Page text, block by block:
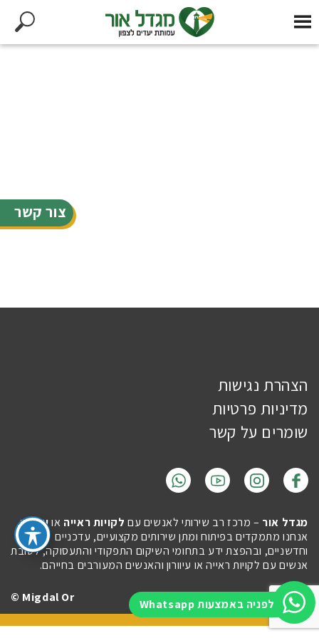
צור קשר
לפניה באמצעות Whatsapp
הצהרת נגישות
מדיניות פרטיות
שומרים על קשר
מגדל אור – מרכז רב שירותי לאנשים עם לקויות ראייה אועיוורון.
אנחנו מתמקדים בפיתוח ומתן שירותים מקצועיים, עדכניים
וחדשניים, ובהפצת ידע בתחומי השיקום התפקודי והתעסוקה, לטובת
אנשים עם לקויות ראייה או עיוורון והאנשים המעורבים בחייהם.
Imaginet
Migdal Or ©